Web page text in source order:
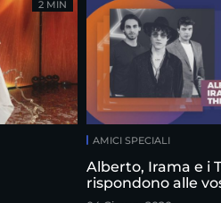
2 MIN
AMICI SPECIALI
Alberto, Irama e i
rispondono alle
domande